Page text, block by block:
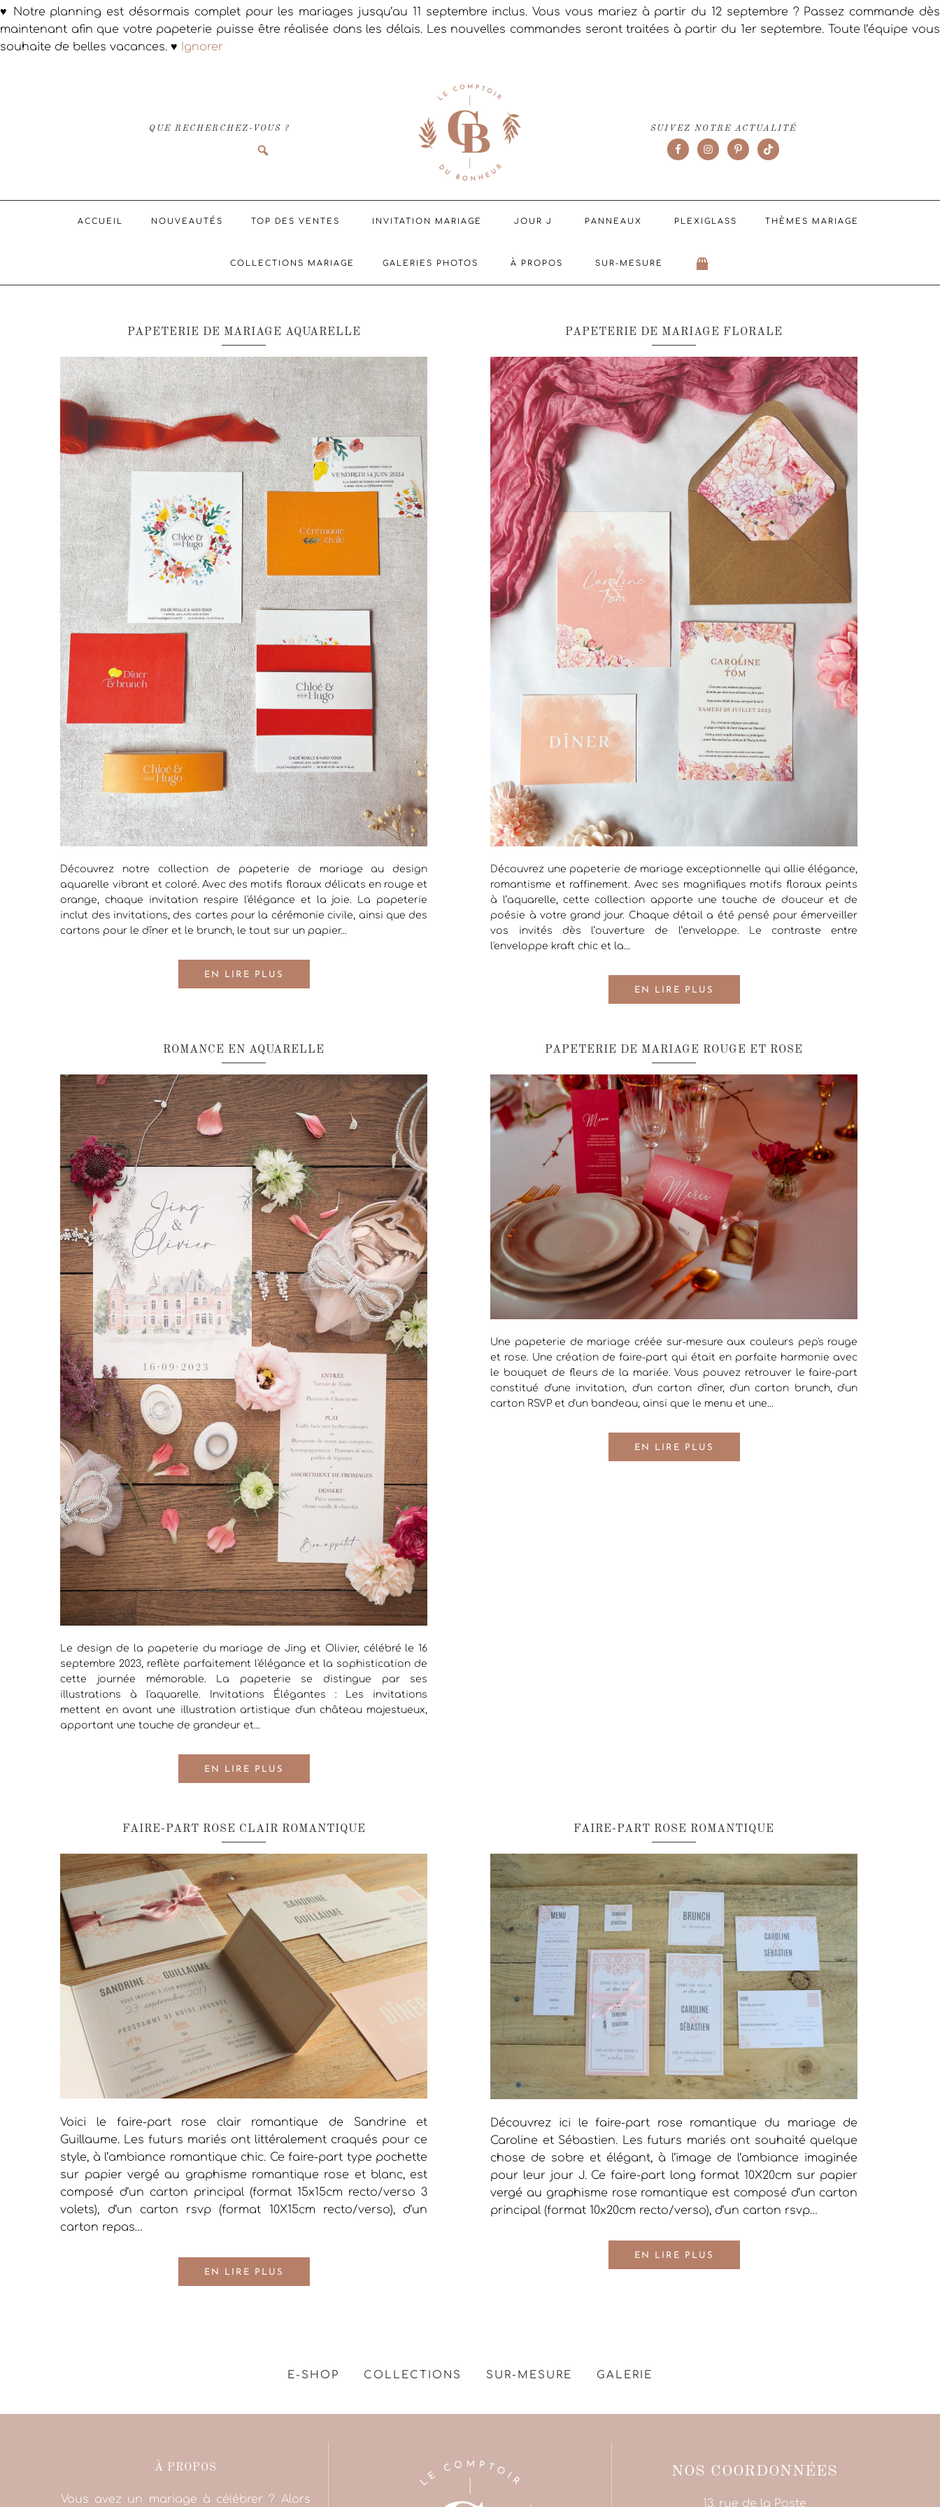
♥ Notre planning est désormais complet pour les mariages jusqu’au 11 septembre inclus. Vous vous mariez à partir du 12 septembre ? Passez commande dès
maintenant afin que votre papeterie puisse être réalisée dans les délais. Les nouvelles commandes seront traitées à partir du 1er septembre. Toute l’équipe vous
souhaite de belles vacances. ♥
Ignorer
QUE RECHERCHEZ-VOUS ? SUIVEZ NOTRE ACTUALITÉ
ACCUEIL NOUVEAUTÉS TOP DES VENTES INVITATION MARIAGE JOUR J PANNEAUX PLEXIGLASS THÈMES MARIAGE
COLLECTIONS MARIAGE GALERIES PHOTOS À PROPOS SUR-MESURE
PAPETERIE DE MARIAGE AQUARELLE
Découvrez notre collection de papeterie de mariage au design
aquarelle vibrant et coloré. Avec des motifs floraux délicats en rouge et
orange, chaque invitation respire l'élégance et la joie. La papeterie
inclut des invitations, des cartes pour la cérémonie civile, ainsi que des
cartons pour le dîner et le brunch, le tout sur un papier...
EN LIRE PLUS
PAPETERIE DE MARIAGE FLORALE
Découvrez une papeterie de mariage exceptionnelle qui allie élégance,
romantisme et raffinement. Avec ses magnifiques motifs floraux peints
à l’aquarelle, cette collection apporte une touche de douceur et de
poésie à votre grand jour. Chaque détail a été pensé pour émerveiller
vos invités dès l’ouverture de l’enveloppe. Le contraste entre
l'enveloppe kraft chic et la...
EN LIRE PLUS
ROMANCE EN AQUARELLE
Le design de la papeterie du mariage de Jing et Olivier, célébré le 16
septembre 2023, reflète parfaitement l'élégance et la sophistication de
cette journée mémorable. La papeterie se distingue par ses
illustrations à l'aquarelle. Invitations Élégantes : Les invitations
mettent en avant une illustration artistique d'un château majestueux,
apportant une touche de grandeur et...
EN LIRE PLUS
PAPETERIE DE MARIAGE ROUGE ET ROSE
Une papeterie de mariage créée sur-mesure aux couleurs pep's rouge
et rose. Une création de faire-part qui était en parfaite harmonie avec
le bouquet de fleurs de la mariée. Vous pouvez retrouver le faire-part
constitué d'une invitation, d'un carton dîner, d'un carton brunch, d'un
carton RSVP et d'un bandeau, ainsi que le menu et une...
EN LIRE PLUS
FAIRE-PART ROSE CLAIR ROMANTIQUE
Voici le faire-part rose clair romantique de Sandrine et
Guillaume. Les futurs mariés ont littéralement craqués pour ce
style, à l’ambiance romantique chic. Ce faire-part type pochette
sur papier vergé au graphisme romantique rose et blanc, est
composé d’un carton principal (format 15x15cm recto/verso 3
volets), d’un carton rsvp (format 10X15cm recto/verso), d’un
carton repas…
EN LIRE PLUS
FAIRE-PART ROSE ROMANTIQUE
Découvrez ici le faire-part rose romantique du mariage de
Caroline et Sébastien. Les futurs mariés ont souhaité quelque
chose de sobre et élégant, à l’image de l’ambiance imaginée
pour leur jour J. Ce faire-part long format 10X20cm sur papier
vergé au graphisme rose romantique est composé d’un carton
principal (format 10x20cm recto/verso), d’un carton rsvp…
EN LIRE PLUS
E-SHOP COLLECTIONS SUR-MESURE GALERIE
À PROPOS
Vous avez un mariage à célébrer ? Alors
NOS COORDONNÉES
13, rue de la Poste